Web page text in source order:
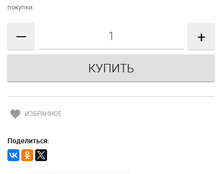
покупки
— +
favorite ИЗБРАННОЕ
Поделиться: